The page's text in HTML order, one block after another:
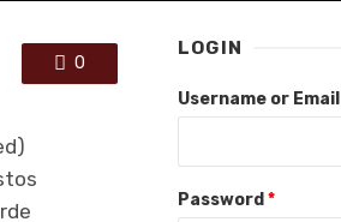
0
LOGIN
Username or
Password *